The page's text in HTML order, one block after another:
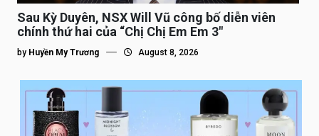
Sau Kỳ Duyên, NSX Will Vũ công bố diễn viên
chính thứ hai của “Chị Chị Em Em 3″
by Huyền My Trương August 8, 2026